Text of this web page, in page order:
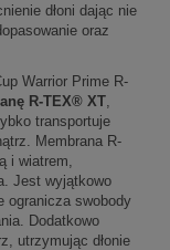
dłoni dając nie
oraz
Warrior Prime R-
R-TEX® XT
transportuje
Membrana R-
i wiatrem,
Jest wyjątkowo
ogranicza swobody
Dodatkowo
utrzymując dłonie